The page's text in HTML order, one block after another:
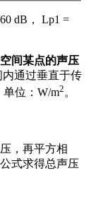
dB， Lp1 =
间某点的声压
内通过垂直于传
位：W/m2。
，再平方相
式求得总声压